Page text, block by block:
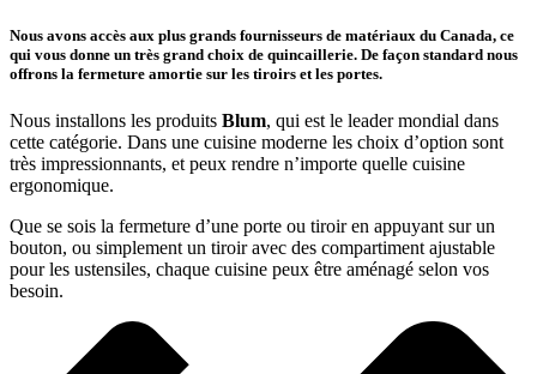
Nous avons accès aux plus grands fournisseurs de matériaux du Canada, ce
qui vous donne un très grand choix de quincaillerie. De façon standard nous
offrons la fermeture amortie sur les tiroirs et les portes.
Nous installons les produits Blum, qui est le leader mondial dans
cette catégorie. Dans une cuisine moderne les choix d’option sont
très impressionnants, et peux rendre n’importe quelle cuisine
ergonomique.
Que se sois la fermeture d’une porte ou tiroir en appuyant sur un
bouton, ou simplement un tiroir avec des compartiment ajustable
pour les ustensiles, chaque cuisine peux être aménagé selon vos
besoin.